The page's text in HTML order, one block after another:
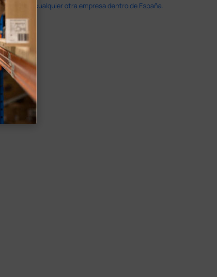
que en cualquier otra empresa dentro de España.